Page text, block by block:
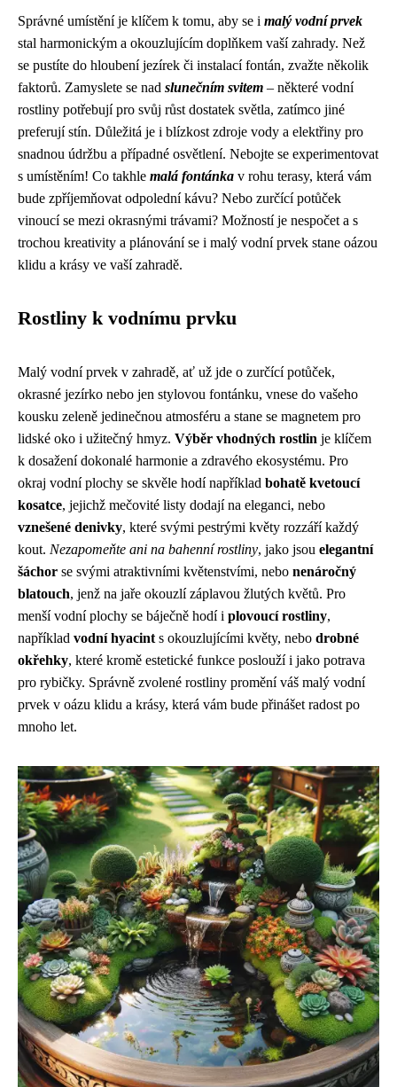
Správné umístění je klíčem k tomu, aby se i malý vodní prvek
stal harmonickým a okouzlujícím doplňkem vaší zahrady. Než
se pustíte do hloubení jezírek či instalací fontán, zvažte několik
faktorů. Zamyslete se nad slunečním svitem – některé vodní
rostliny potřebují pro svůj růst dostatek světla, zatímco jiné
preferují stín. Důležitá je i blízkost zdroje vody a elektřiny pro
snadnou údržbu a případné osvětlení. Nebojte se experimentovat
s umístěním! Co takhle malá fontánka v rohu terasy, která vám
bude zpříjemňovat odpolední kávu? Nebo zurčící potůček
vinoucí se mezi okrasnými trávami? Možností je nespočet a s
trochou kreativity a plánování se i malý vodní prvek stane oázou
klidu a krásy ve vaší zahradě.
Rostliny k vodnímu prvku
Malý vodní prvek v zahradě, ať už jde o zurčící potůček,
okrasné jezírko nebo jen stylovou fontánku, vnese do vašeho
kousku zeleně jedinečnou atmosféru a stane se magnetem pro
lidské oko i užitečný hmyz. Výběr vhodných rostlin je klíčem
k dosažení dokonalé harmonie a zdravého ekosystému. Pro
okraj vodní plochy se skvěle hodí například bohatě kvetoucí
kosatce, jejichž mečovité listy dodají na eleganci, nebo
vznešené denivky, které svými pestrými květy rozzáří každý
kout. Nezapomeňte ani na bahenní rostliny, jako jsou elegantní
šáchor se svými atraktivními květenstvími, nebo nenáročný
blatouch, jenž na jaře okouzlí záplavou žlutých květů. Pro
menší vodní plochy se báječně hodí i plovoucí rostliny,
například vodní hyacint s okouzlujícími květy, nebo drobné
okřehky, které kromě estetické funkce poslouží i jako potrava
pro rybičky. Správně zvolené rostliny promění váš malý vodní
prvek v oázu klidu a krásy, která vám bude přinášet radost po
mnoho let.